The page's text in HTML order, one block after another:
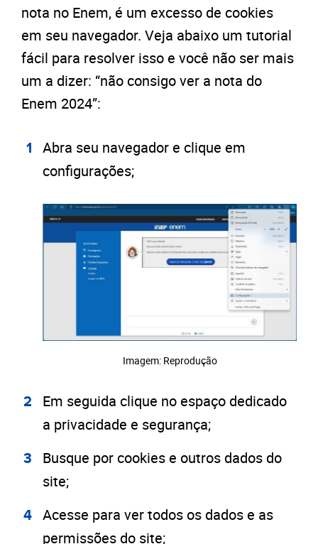
nota no Enem, é um excesso de cookies
em seu navegador. Veja abaixo um tutorial
fácil para resolver isso e você não ser mais
um a dizer: “não consigo ver a nota do
Enem 2024”:
Abra seu navegador e clique em
configurações;
Imagem: Reprodução
Em seguida clique no espaço dedicado
a privacidade e segurança;
Busque por cookies e outros dados do
site;
Acesse para ver todos os dados e as
permissões do site;